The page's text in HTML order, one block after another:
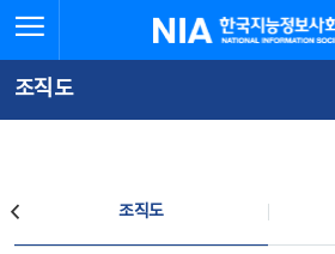
문
로
가
체
뉴
바
가
한국지능정보사회진흥원
조직도
조직도